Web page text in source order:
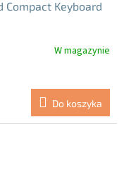
Keyboard
W magazynie
Do koszyka